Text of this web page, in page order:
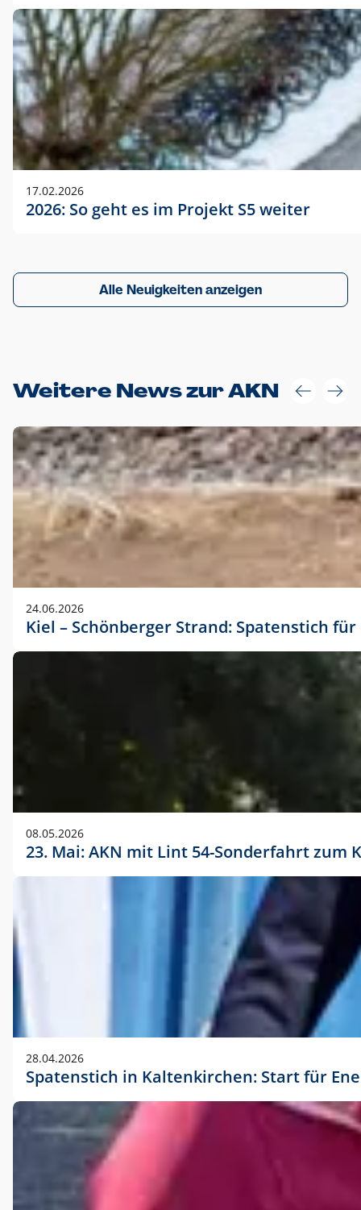
17.02.2026
2026: So geht es im Projekt S5 weiter
Alle Neuigkeiten anzeigen
Weitere News zur AKN
24.06.2026
Kiel – Schönberger Strand: Spatenstich
08.05.2026
23. Mai: AKN mit Lint 54-Sonderfahrt
28.04.2026
Spatenstich in Kaltenkirchen: Start für